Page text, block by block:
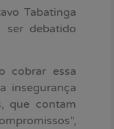
Tabatinga
ser debatido
cobrar essa
insegurança
que contam